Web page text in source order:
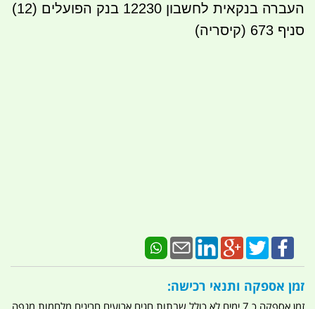
העברה בנקאית לחשבון 12230 בנק הפועלים (12)
סניף 673 (קיסריה)
זמן אספקה ותנאי רכישה:
זמן אספקה כ 7 ימים לא כולל שבתות חגים ארועים חריגים מלחמות מגפה